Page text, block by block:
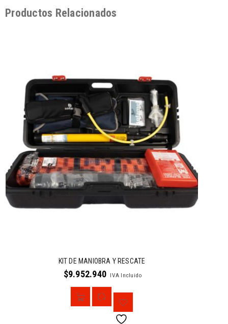
Productos Relacionados
KIT DE MANIOBRA Y RESCATE
$9.952.940 IVA Incluido